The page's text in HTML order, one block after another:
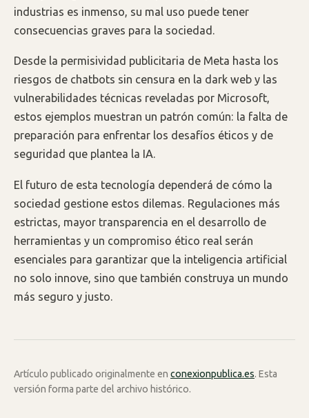
industrias es inmenso, su mal uso puede tener
consecuencias graves para la sociedad.
Desde la permisividad publicitaria de Meta hasta los
riesgos de chatbots sin censura en la dark web y las
vulnerabilidades técnicas reveladas por Microsoft,
estos ejemplos muestran un patrón común: la falta de
preparación para enfrentar los desafíos éticos y de
seguridad que plantea la IA.
El futuro de esta tecnología dependerá de cómo la
sociedad gestione estos dilemas. Regulaciones más
estrictas, mayor transparencia en el desarrollo de
herramientas y un compromiso ético real serán
esenciales para garantizar que la inteligencia artificial
no solo innove, sino que también construya un mundo
más seguro y justo.
Artículo publicado originalmente en conexionpublica.es. Esta
versión forma parte del archivo histórico.